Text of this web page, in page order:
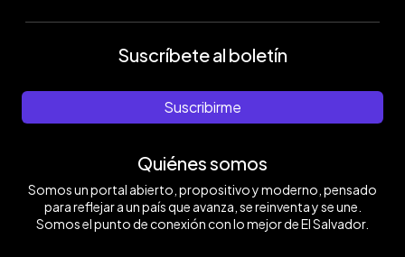
Suscríbete al boletín
Suscribirme
Quiénes somos
Somos un portal abierto, propositivo y moderno, pensado
para reflejar a un país que avanza, se reinventa y se une.
Somos el punto de conexión con lo mejor de El Salvador.